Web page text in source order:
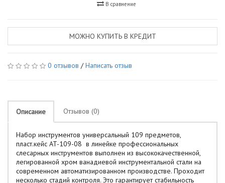
В сравнение
МОЖНО КУПИТЬ В КРЕДИТ
0 отзывов /Написать отзыв
Описание Отзывов (0)
Набор инструментов универсальный 109 предметов,
пласт.кейс AT-109-08 в линейке профессиональных
слесарных инструментов выполнен из высококачественной,
легированной хром ванадиевой инструментальной стали на
современном автоматизированном производстве. Проходит
несколько стадий контроля. Это гарантирует стабильность